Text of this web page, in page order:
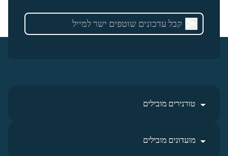
טורנירים מובילים
מועדונים מובילים